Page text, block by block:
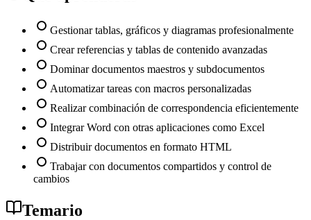
Gestionar tablas, gráficos y diagramas profesionalmente
Crear referencias y tablas de contenido avanzadas
Dominar documentos maestros y subdocumentos
Automatizar tareas con macros personalizadas
Realizar combinación de correspondencia eficientemente
Integrar Word con otras aplicaciones como Excel
Distribuir documentos en formato HTML
Trabajar con documentos compartidos y control de
cambios
Temario